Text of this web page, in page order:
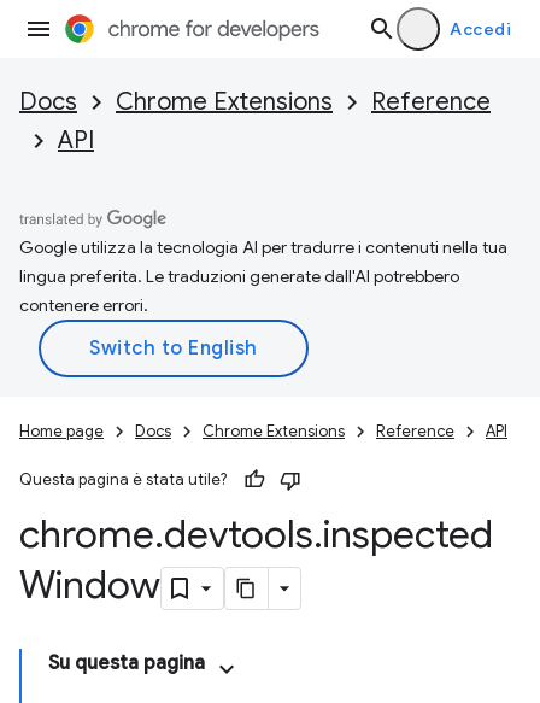
Accedi
Docs Chrome Extensions
Reference
API
Google utilizza la tecnologia AI per tradurre i contenuti nella tua
lingua preferita. Le traduzioni generate dall'AI potrebbero
contenere errori.
Home page Docs Chrome Extensions Reference API
Questa pagina è stata utile?
chrome.devtools.inspected
Window
Su questa pagina